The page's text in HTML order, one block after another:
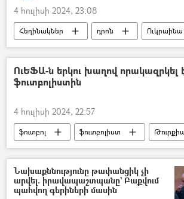
4 հուլիսի 2024, 23:08
Հեղինակներ դրոն
Ուկրաինա
Ռուսաստան
Պատերազմ
անօդաչու թռչող սարք (ԱԹՍ)
ԱՄՆ
ՆԱՏՕ
Արևմուտք
ՈւԵՖԱ-ն երկու խաղով որակազրկել
ֆուտբոլիստին
4 հուլիսի 2024, 22:57
ֆուտբոլ ֆուտբոլիստ
Թուրք
ՈւԵՖԱ
Նախաքննությունը թափանցիկ չի
արվել. իրավապաշտպանը` Բաքվում
պահվող գերիների մասին